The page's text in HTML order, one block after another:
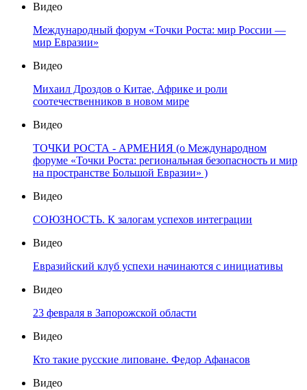
Видео
Международный форум «Точки Роста: мир России —
мир Евразии»
Видео
Михаил Дроздов о Китае, Африке и роли
соотечественников в новом мире
Видео
ТОЧКИ РОСТА - АРМЕНИЯ (о Международном
форуме «Точки Роста: региональная безопасность и мир
на пространстве Большой Евразии» )
Видео
СОЮЗНОСТЬ. К залогам успехов интеграции
Видео
Евразийский клуб успехи начинаются с инициативы
Видео
23 февраля в Запорожской области
Видео
Кто такие русские липоване. Федор Афанасов
Видео